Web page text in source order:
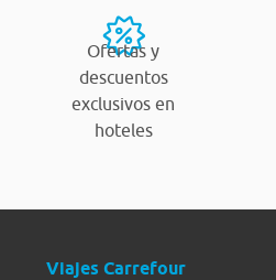
Ofertas y
descuentos
exclusivos en
hoteles
Viajes Carrefour